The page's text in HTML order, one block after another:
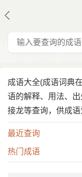
成语大全(成语词典
语的解释、用法、出
接龙等查询，供成语
最近查询
热门成语